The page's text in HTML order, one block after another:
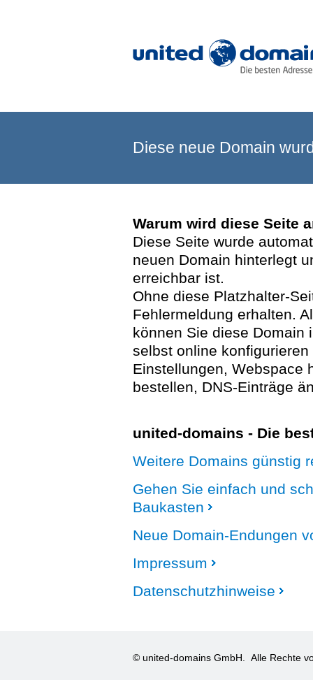
Diese neue Domain
Warum wird diese Seite
Diese Seite wurde
neuen Domain hinterlegt
erreichbar ist.
Ohne diese Platzhalter-
Fehlermeldung erhalten.
können Sie diese Domain
selbst online
Einstellungen, Webspace
bestellen, DNS-Einträge
united-domains - Die
Weitere Domains günstig
Gehen Sie einfach und
Baukasten
Neue Domain-Endungen
Impressum
Datenschutzhinweise
© united-domains GmbH. Alle Rechte